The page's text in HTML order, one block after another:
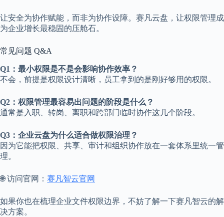
让安全为协作赋能，而非为协作设障。赛凡云盘，让权限管理成
为企业增长最稳固的压舱石。
常见问题 Q&A
Q1：最小权限是不是会影响协作效率？
不会，前提是权限设计清晰，员工拿到的是刚好够用的权限。
Q2：权限管理最容易出问题的阶段是什么？
通常是入职、转岗、离职和跨部门临时协作这几个阶段。
Q3：企业云盘为什么适合做权限治理？
因为它能把权限、共享、审计和组织协作放在一套体系里统一管
理。
🌐 访问官网： 赛凡智云官网
如果你也在梳理企业文件权限边界，不妨了解一下赛凡智云的解
决方案。